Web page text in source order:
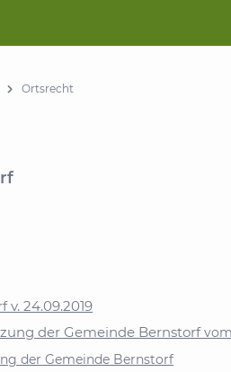
Ortsrecht
24.09.2019
der Gemeinde Bernstorf
der Gemeinde Bernstorf